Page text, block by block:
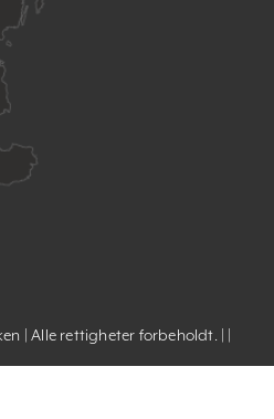
| Alle rettigheter forbeholdt. | |